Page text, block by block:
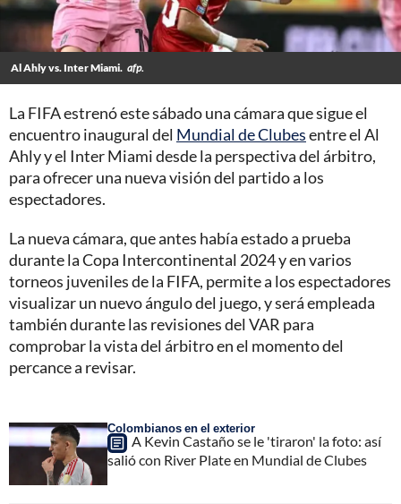
Al Ahly vs. Inter Miami. afp.
La FIFA estrenó este sábado una cámara que sigue el
encuentro inaugural del Mundial de Clubesentre el Al
Ahly y el Inter Miami desde la perspectiva del árbitro,
para ofrecer una nueva visión del partido a los
espectadores.
La nueva cámara, que antes había estado a prueba
durante la Copa Intercontinental 2024 y en varios
torneos juveniles de la FIFA, permite a los espectadores
visualizar un nuevo ángulo del juego, y será empleada
también durante las revisiones del VAR para
comprobar la vista del árbitro en el momento del
percance a revisar.
Colombianos en el exterior
A Kevin Castaño se le 'tiraron' la foto: así
salió con River Plate en Mundial de Clubes